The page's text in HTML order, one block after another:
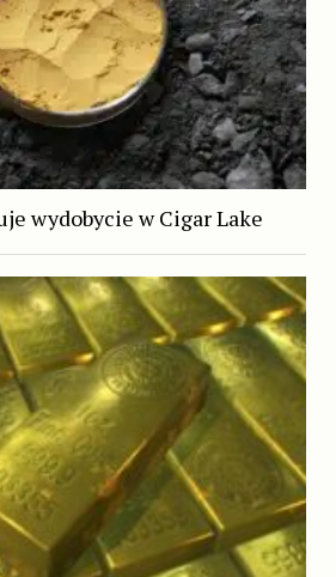
wydobycie w Cigar Lake